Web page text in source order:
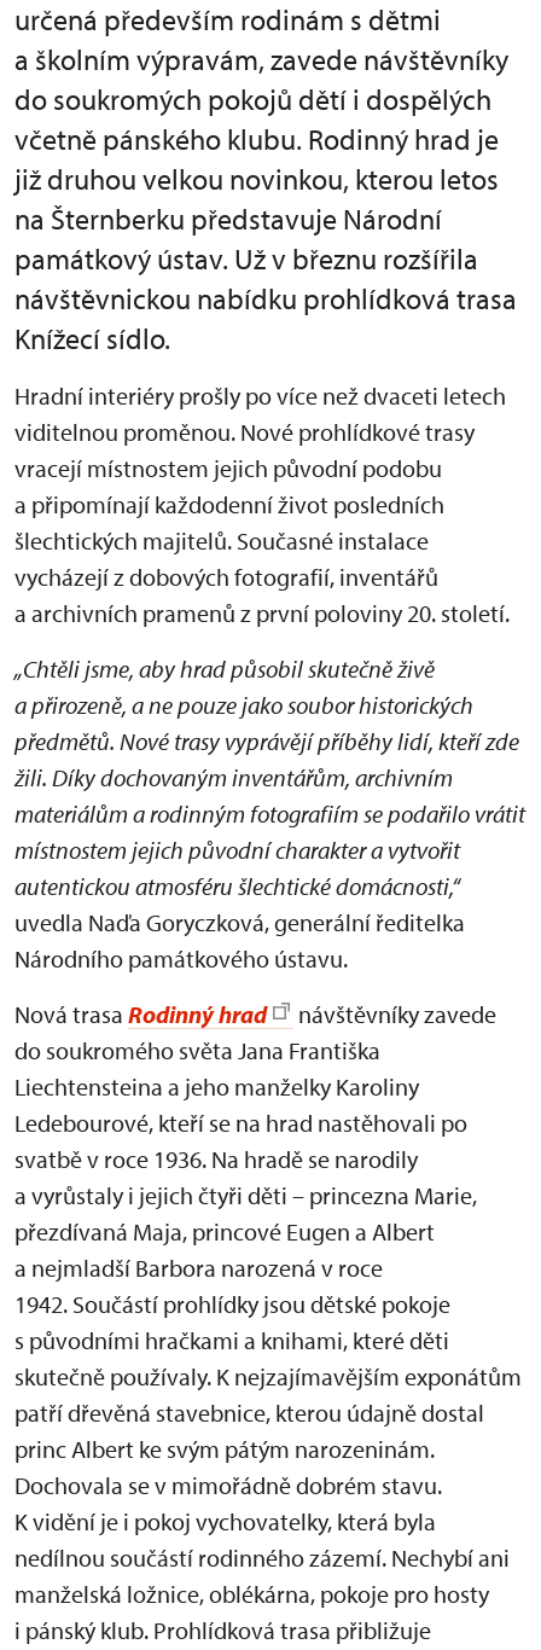
určená především rodinám s dětmi
a školním výpravám, zavede návštěvníky
do soukromých pokojů dětí i dospělých
včetně pánského klubu. Rodinný hrad je
již druhou velkou novinkou, kterou letos
na Šternberku představuje Národní
památkový ústav. Už v březnu rozšířila
návštěvnickou nabídku prohlídková trasa
Knížecí sídlo.
Hradní interiéry prošly po více než dvaceti letech
viditelnou proměnou. Nové prohlídkové trasy
vracejí místnostem jejich původní podobu
a připomínají každodenní život posledních
šlechtických majitelů. Současné instalace
vycházejí z dobových fotografií, inventářů
a archivních pramenů z první poloviny 20. století.
„Chtěli jsme, aby hrad působil skutečně živě
a přirozeně, a ne pouze jako soubor historických
předmětů. Nové trasy vyprávějí příběhy lidí, kteří zde
žili. Díky dochovaným inventářům, archivním
materiálům a rodinným fotografiím se podařilo vrátit
místnostem jejich původní charakter a vytvořit
autentickou atmosféru šlechtické domácnosti,“
uvedla Naďa Goryczková, generální ředitelka
Národního památkového ústavu.
Nová trasa Rodinný hrad
návštěvníky zavede
do soukromého světa Jana Františka
Liechtensteina a jeho manželky Karoliny
Ledebourové, kteří se na hrad nastěhovali po
svatbě v roce 1936. Na hradě se narodily
a vyrůstaly i jejich čtyři děti – princezna Marie,
přezdívaná Maja, princové Eugen a Albert
a nejmladší Barbora narozená v roce
1942. Součástí prohlídky jsou dětské pokoje
s původními hračkami a knihami, které děti
skutečně používaly. K nejzajímavějším exponátům
patří dřevěná stavebnice, kterou údajně dostal
princ Albert ke svým pátým narozeninám.
Dochovala se v mimořádně dobrém stavu.
K vidění je i pokoj vychovatelky, která byla
nedílnou součástí rodinného zázemí. Nechybí ani
manželská ložnice, oblékárna, pokoje pro hosty
i pánský klub. Prohlídková trasa přibližuje